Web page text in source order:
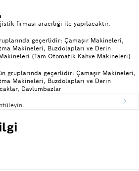
firması aracılığı ile yapılacaktır.
geçerlidir: Çamaşır Makineleri,
Makineleri, Buzdolapları ve Derin
(Tam Otomatik Kahve Makineleri)
gruplarında geçerlidir: Çamaşır Makineleri,
Makineleri, Buzdolapları ve Derin
Davlumbazlar